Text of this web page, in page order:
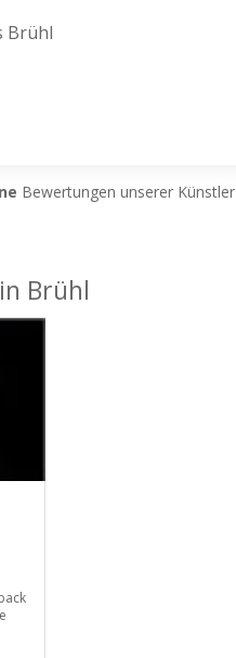
Brühl
Bewertungen unserer Künstler
Brühl